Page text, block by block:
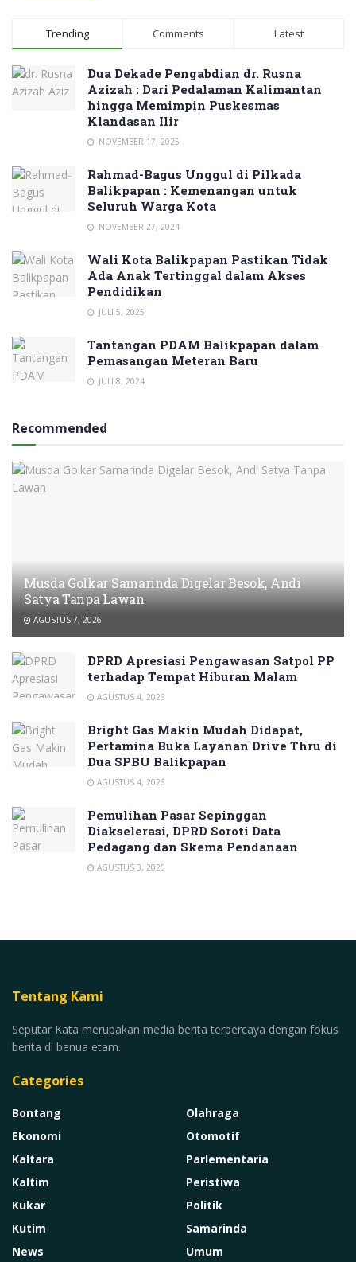
Trending Comments Latest
Dua Dekade Pengabdian dr. Rusna
Azizah : Dari Pedalaman Kalimantan
hingga Memimpin Puskesmas
Klandasan Ilir
NOVEMBER 17, 2025
Rahmad-Bagus Unggul di Pilkada
Balikpapan : Kemenangan untuk
Seluruh Warga Kota
NOVEMBER 27, 2024
Wali Kota Balikpapan Pastikan Tidak
Ada Anak Tertinggal dalam Akses
Pendidikan
JULI 5, 2025
Tantangan PDAM Balikpapan dalam
Pemasangan Meteran Baru
JULI 8, 2024
Recommended
Musda Golkar Samarinda Digelar Besok, Andi
Satya Tanpa Lawan
AGUSTUS 7, 2026
DPRD Apresiasi Pengawasan Satpol PP
terhadap Tempat Hiburan Malam
AGUSTUS 4, 2026
Bright Gas Makin Mudah Didapat,
Pertamina Buka Layanan Drive Thru di
Dua SPBU Balikpapan
AGUSTUS 4, 2026
Pemulihan Pasar Sepinggan
Diakselerasi, DPRD Soroti Data
Pedagang dan Skema Pendanaan
AGUSTUS 3, 2026
Tentang Kami
Seputar Kata merupakan media berita terpercaya dengan fokus
berita di benua etam.
Categories
Bontang
Ekonomi
Kaltara
Kaltim
Kukar
Kutim
News
Olahraga
Otomotif
Parlementaria
Peristiwa
Politik
Samarinda
Umum